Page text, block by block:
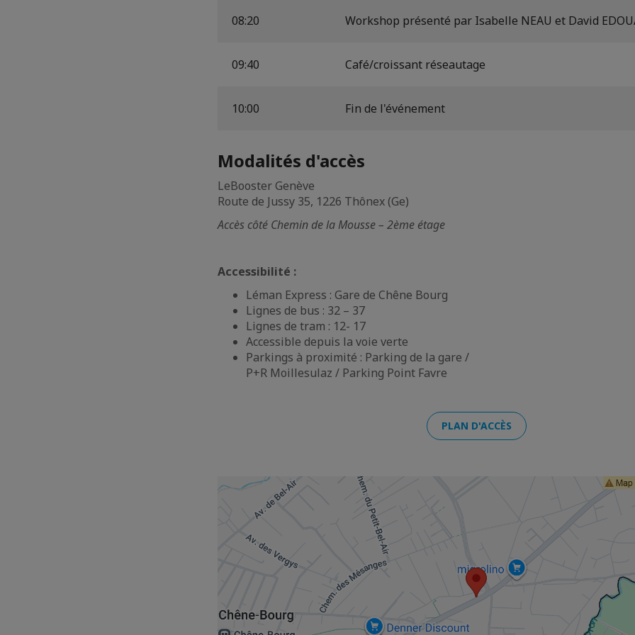
08:20 Workshop présenté par Isabelle NEAU et David
09:40 Café/croissant réseautage
10:00 Fin de l'événement
Modalités d'accès
LeBooster Genève
Route de Jussy 35, 1226 Thônex (Ge)
Accès côté Chemin de la Mousse – 2ème étage
Accessibilité :
Léman Express : Gare de Chêne Bourg
Lignes de bus : 32 – 37
Lignes de tram : 12- 17
Accessible depuis la voie verte
Parkings à proximité : Parking de la gare /
P+R Moillesulaz / Parking Point Favre
PLAN D'ACCÈS